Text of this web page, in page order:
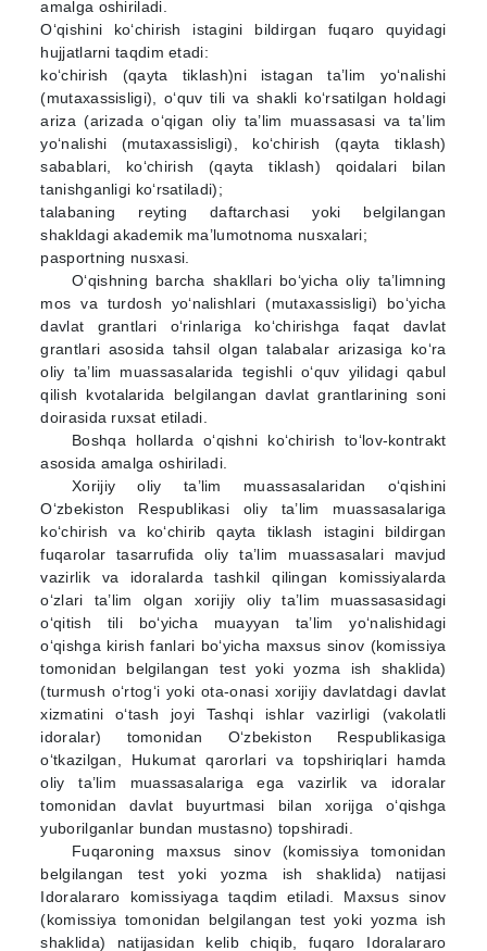
amalga oshiriladi.
O‘qishini ko‘chirish istagini bildirgan fuqaro quyidagi
hujjatlarni taqdim etadi:
ko‘chirish (qayta tiklash)ni istagan ta’lim yo‘nalishi
(mutaxassisligi), o‘quv tili va shakli ko‘rsatilgan holdagi
ariza (arizada o‘qigan oliy ta’lim muassasasi va ta’lim
yo‘nalishi (mutaxassisligi), ko‘chirish (qayta tiklash)
sabablari, ko‘chirish (qayta tiklash) qoidalari bilan
tanishganligi ko‘rsatiladi);
talabaning reyting daftarchasi yoki belgilangan
shakldagi akademik ma’lumotnoma nusxalari;
pasportning nusxasi.
O‘qishning barcha shakllari bo‘yicha oliy ta’limning
mos va turdosh yo‘nalishlari (mutaxassisligi) bo‘yicha
davlat grantlari o‘rinlariga ko‘chirishga faqat davlat
grantlari asosida tahsil olgan talabalar arizasiga ko‘ra
oliy ta’lim muassasalarida tegishli o‘quv yilidagi qabul
qilish kvotalarida belgilangan davlat grantlarining soni
doirasida ruxsat etiladi.
Boshqa hollarda o‘qishni ko‘chirish to‘lov-kontrakt
asosida amalga oshiriladi.
Xorijiy oliy ta’lim muassasalaridan o‘qishini
O‘zbekiston Respublikasi oliy ta’lim muassasalariga
ko‘chirish va ko‘chirib qayta tiklash istagini bildirgan
fuqarolar tasarrufida oliy ta’lim muassasalari mavjud
vazirlik va idoralarda tashkil qilingan komissiyalarda
o‘zlari ta’lim olgan xorijiy oliy ta’lim muassasasidagi
o‘qitish tili bo‘yicha muayyan ta’lim yo‘nalishidagi
o‘qishga kirish fanlari bo‘yicha maxsus sinov (komissiya
tomonidan belgilangan test yoki yozma ish shaklida)
(turmush o‘rtog‘i yoki ota-onasi xorijiy davlatdagi davlat
xizmatini o‘tash joyi Tashqi ishlar vazirligi (vakolatli
idoralar) tomonidan O‘zbekiston Respublikasiga
o‘tkazilgan, Hukumat qarorlari va topshiriqlari hamda
oliy ta’lim muassasalariga ega vazirlik va idoralar
tomonidan davlat buyurtmasi bilan xorijga o‘qishga
yuborilganlar bundan mustasno) topshiradi.
Fuqaroning maxsus sinov (komissiya tomonidan
belgilangan test yoki yozma ish shaklida) natijasi
Idoralararo komissiyaga taqdim etiladi. Maxsus sinov
(komissiya tomonidan belgilangan test yoki yozma ish
shaklida) natijasidan kelib chiqib, fuqaro Idoralararo